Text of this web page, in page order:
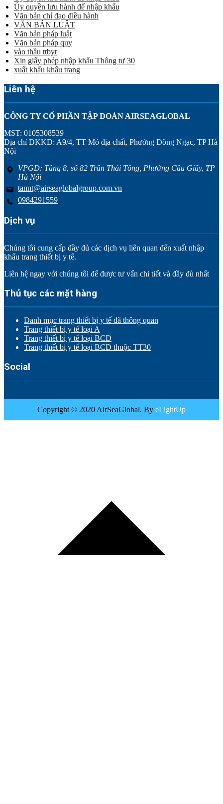
Ủy quyền lưu hành để nhập khẩu
Văn bản chỉ đạo điều hành
VĂN BẢN LUẬT
Văn bản pháp luật
Văn bản pháp quy
vào thầu ttbyt
Xin giấy phép nhập khẩu Thông tư 30
xuất khẩu khẩu trang
Liên hệ
CÔNG TY CỔ PHẦN TẬP ĐOÀN AIRSEAGLOBAL
MST: 0105308539
Địa chỉ ĐKKD: A9/4, TT Mỏ địa chất, Phường Đông Ngạc, TP Hà
Nội
VPGD: Tầng 8, số 82 Trần Thái Tông, Phường Cầu Giấy, TP
Hà Nội
tannt@airseaglobalgroup.com.vn
0984291559
Dịch vụ
Chúng tôi cung cấp đầy đủ các dịch vụ liên quan đến xuất nhập
khẩu trang thiết bị y tế.
Liên hệ ngay với chúng tôi để được tư vấn chi tiết và đầy đủ nhất
Thủ tục các mặt hàng
Danh mục trang thiết bị y tế đã thông quan
Trang thiết bị y tế loại A
Trang thiết bị y tế loại BCD
Trang thiết bị y tế loại BCD thuộc TT30
Social
Copyright © 2020 AirSeaGlobal. By eLightUp